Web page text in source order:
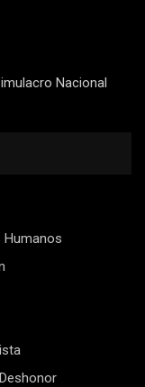
Nacional
Humanos